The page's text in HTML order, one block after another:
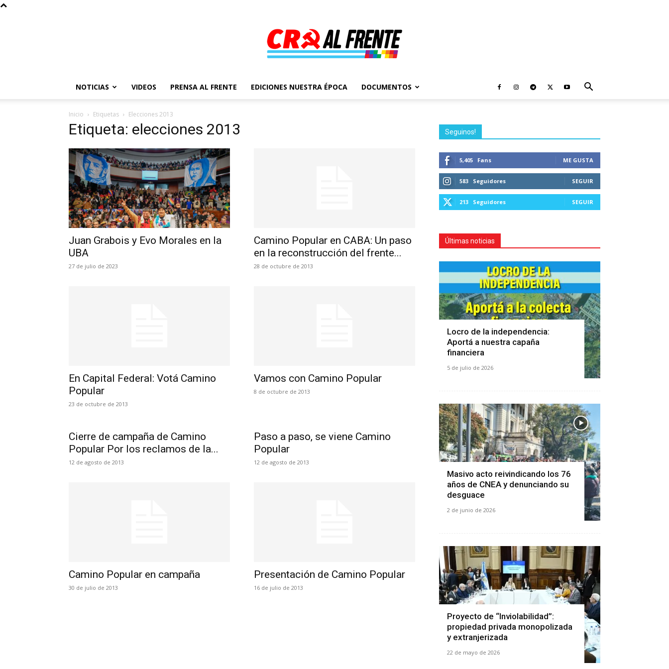
Al
NOTICIAS VIDEOS PRENSA AL FRENTE EDICIONES NUESTRA ÉPOCA DOCUMENTOS
Inicio Etiquetas Elecciones 2013
Etiqueta: elecciones 2013
Juan Grabois y Evo Morales en la
UBA
27 de julio de 2023
Camino Popular en CABA: Un paso
en la reconstrucción del frente...
28 de octubre de 2013
En Capital Federal: Votá Camino
Popular
23 de octubre de 2013
Vamos con Camino Popular
8 de octubre de 2013
Cierre de campaña de Camino
Popular Por los reclamos de la...
12 de agosto de 2013
Paso a paso, se viene Camino
Popular
12 de agosto de 2013
Camino Popular en campaña
30 de julio de 2013
Presentación de Camino Popular
16 de julio de 2013
Seguinos!
5,405 Fans ME GUSTA
583 Seguidores SEGUIR
213 Seguidores SEGUIR
Últimas noticias
Locro de la independencia:
Aportá a nuestra capaña
financiera
5 de julio de 2026
Masivo acto reivindicando los 76
años de CNEA y denunciando su
desguace
2 de junio de 2026
Proyecto de “Inviolabilidad”:
propiedad privada monopolizada
y extranjerizada
22 de mayo de 2026